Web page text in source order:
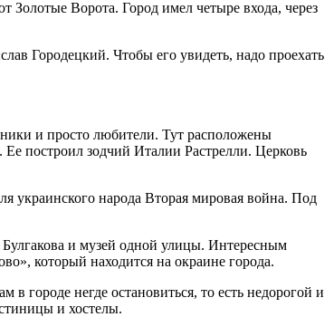
Ворота. Город имел четыре входа, через
Городецкий. Чтобы его увидеть, надо проехать
и просто любители. Тут расположены
построил зодчий Италии Растрелли. Церковь
украинского народа Вторая мировая война. Под
и музей одной улицы. Интересным
который находится на окраине города.
городе негде остановиться, то есть недорогой и
и хостелы.